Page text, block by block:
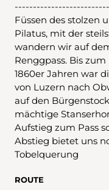
Füssen des stolzen
Pilatus, mit der
wandern wir auf
Renggpass. Bis
1860er Jahren war
von Luzern nach
auf den
mächtige
Aufstieg zum Pass
Abstieg bietet uns
Tobelquerung
ROUTE